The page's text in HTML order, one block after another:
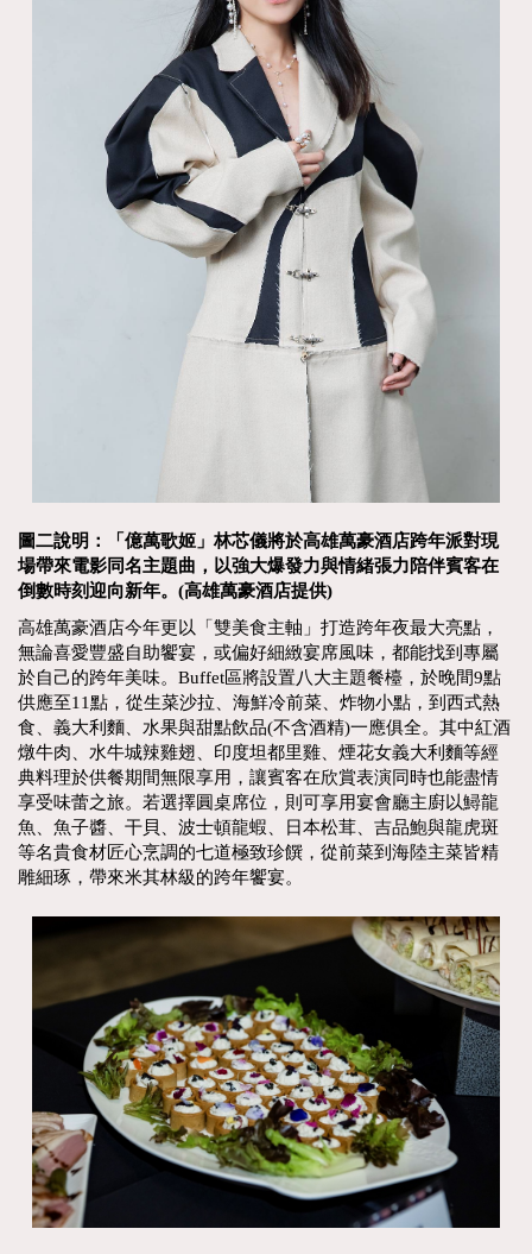
圖二說明：「億萬歌姬」林芯儀將於高雄萬豪酒店跨年派對現
場帶來電影同名主題曲，以強大爆發力與情緒張力陪伴賓客在
倒數時刻迎向新年。(高雄萬豪酒店提供)
高雄萬豪酒店今年更以「雙美食主軸」打造跨年夜最大亮點，
無論喜愛豐盛自助饗宴，或偏好細緻宴席風味，都能找到專屬
於自己的跨年美味。Buffet區將設置八大主題餐檯，於晚間9點
供應至11點，從生菜沙拉、海鮮冷前菜、炸物小點，到西式熱
食、義大利麵、水果與甜點飲品(不含酒精)一應俱全。其中紅酒
燉牛肉、水牛城辣雞翅、印度坦都里雞、煙花女義大利麵等經
典料理於供餐期間無限享用，讓賓客在欣賞表演同時也能盡情
享受味蕾之旅。若選擇圓桌席位，則可享用宴會廳主廚以鱘龍
魚、魚子醬、干貝、波士頓龍蝦、日本松茸、吉品鮑與龍虎斑
等名貴食材匠心烹調的七道極致珍饌，從前菜到海陸主菜皆精
雕細琢，帶來米其林級的跨年饗宴。